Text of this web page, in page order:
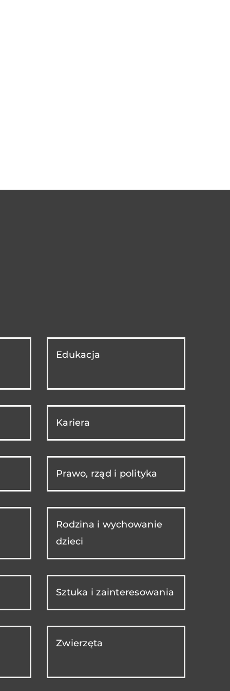
Edukacja
Kariera
Prawo, rząd i polityka
Rodzina i wychowanie
dzieci
Sztuka i zainteresowania
Zwierzęta